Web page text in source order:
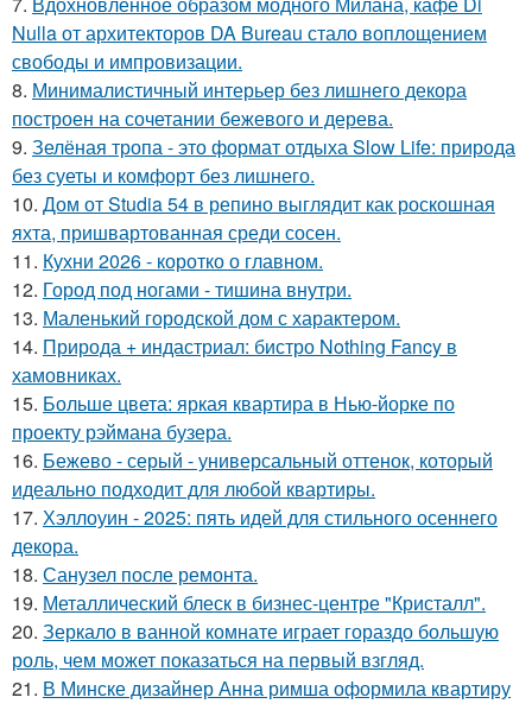
Nulla от архитекторов DA Bureau стало воплощением
свободы и импровизации.
8. Минималистичный интерьер без лишнего декора
построен на сочетании бежевого и дерева.
9. Зелёная тропа - это формат отдыха Slow Life: природа
без суеты и комфорт без лишнего.
10. Дом от Studia 54 в репино выглядит как роскошная
яхта, пришвартованная среди сосен.
11. Кухни 2026 - коротко о главном.
12. Город под ногами - тишина внутри.
13. Маленький городской дом с характером.
14. Природа + индастриал: бистро Nothing Fancy в
хамовниках.
15. Больше цвета: яркая квартира в Нью-йорке по
проекту рэймана бузера.
16. Бежево - серый - универсальный оттенок, который
идеально подходит для любой квартиры.
17. Хэллоуин - 2025: пять идей для стильного осеннего
декора.
18. Санузел после ремонта.
19. Металлический блеск в бизнес-центре "Кристалл".
20. Зеркало в ванной комнате играет гораздо большую
роль, чем может показаться на первый взгляд.
21. В Минске дизайнер Анна римша оформила квартиру